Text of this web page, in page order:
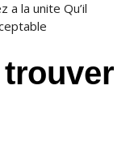
a la unite Qu’il
trouver